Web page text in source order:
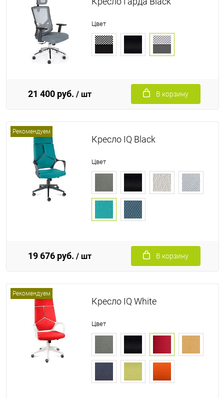
Цвет
21 400 руб. / шт В корзину
Рекомендуем
Кресло IQ Black
Цвет
19 676 руб. / шт В корзину
Рекомендуем
Кресло IQ White
Цвет